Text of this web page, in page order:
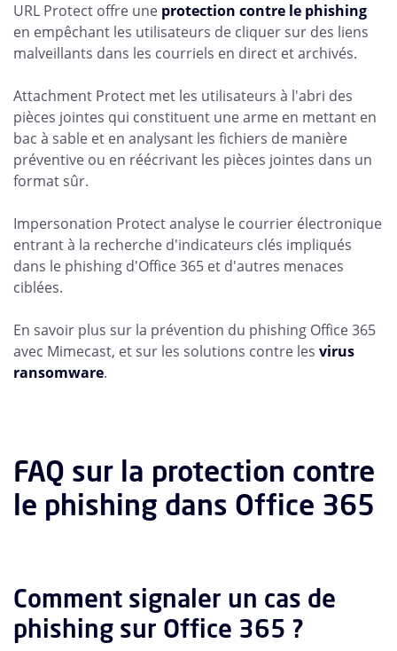
URL Protect offre une protection contre le phishing
en empêchant les utilisateurs de cliquer sur des liens
malveillants dans les courriels en direct et archivés.
Attachment Protect met les utilisateurs à l'abri des
pièces jointes qui constituent une arme en mettant en
bac à sable et en analysant les fichiers de manière
préventive ou en réécrivant les pièces jointes dans un
format sûr.
Impersonation Protect analyse le courrier électronique
entrant à la recherche d'indicateurs clés impliqués
dans le phishing d'Office 365 et d'autres menaces
ciblées.
En savoir plus sur la prévention du phishing Office 365
avec Mimecast, et sur les solutions contre les virus
ransomware.
FAQ sur la protection contre
le phishing dans Office 365
Comment signaler un cas de
phishing sur Office 365 ?